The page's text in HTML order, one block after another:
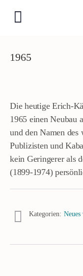
1965
Die heutige Erich-
1965 einen Neubau
und den Namen des
Publizisten und
kein Geringerer als
(1899-1974)
Kategorien: Neues